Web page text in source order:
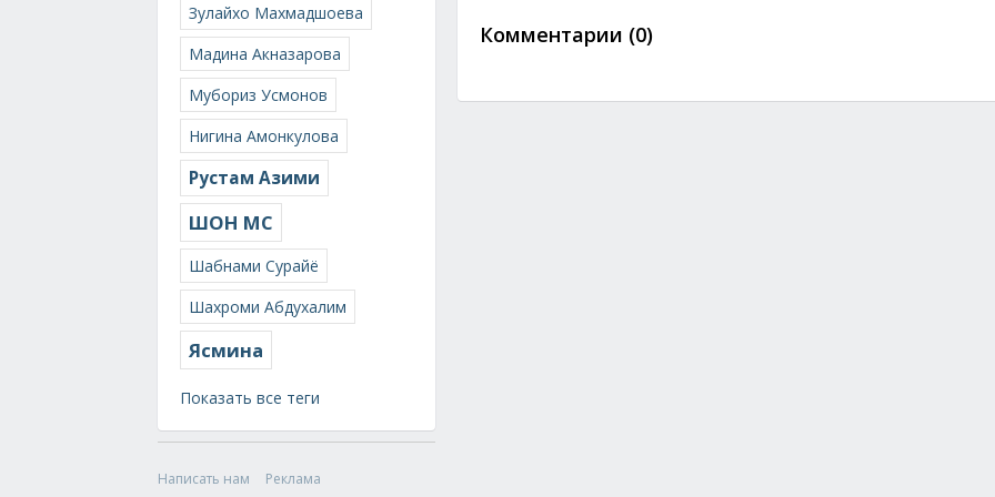
Зулайхо Махмадшоева
Мадина Акназарова
Мубориз Усмонов
Нигина Амонкулова
Рустам Азими
ШОН МС
Шабнами Сурайё
Шахроми Абдухалим
Ясмина
Показать все теги
Написать нам
Реклама
Комментарии (0)